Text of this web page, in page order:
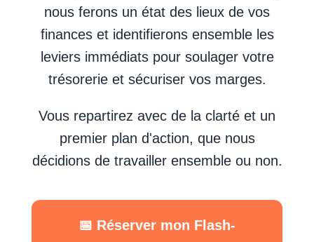
nous ferons un état des lieux de vos
finances et identifierons ensemble les
leviers immédiats pour soulager votre
trésorerie et sécuriser vos marges.
Vous repartirez avec de la clarté et un
premier plan d'action, que nous
décidions de travailler ensemble ou non.
📅 Réserver mon Flash-